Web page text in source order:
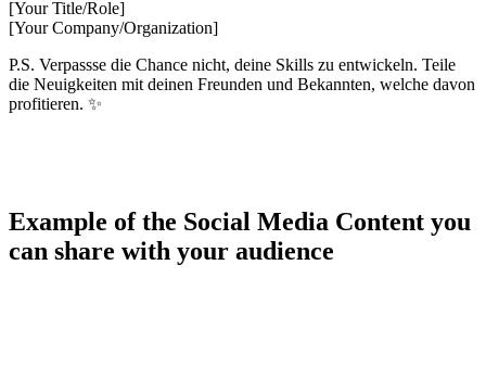
[Your Title/Role]
[Your Company/Organization]
P.S. Verpassse die Chance nicht, deine Skills zu entwickeln. Teile
die Neuigkeiten mit deinen Freunden und Bekannten, welche davon
profitieren. ✨
Example of the Social Media Content you
can share with your audience